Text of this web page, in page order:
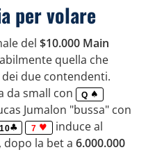
per volare
del $10.000 Main
quella che
due contendenti.
da small con
Q
Jumalon "bussa" con
10 7
induce al
dopo la bet a 6.000.000